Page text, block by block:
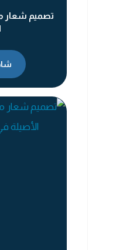
تصميم شعار